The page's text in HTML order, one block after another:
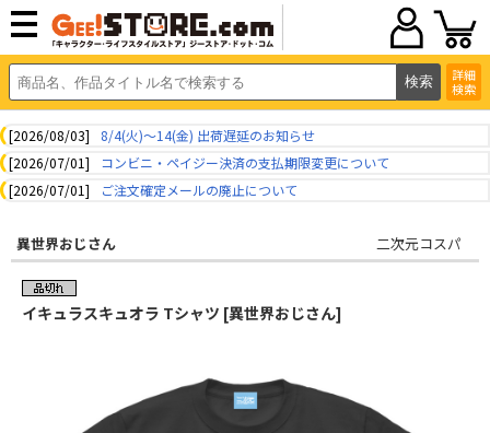
詳細
検索
[2026/08/03]
8/4(火)～14(金) 出荷遅延のお知らせ
[2026/07/01]
コンビニ・ペイジー決済の支払期限変更について
[2026/07/01]
ご注文確定メールの廃止について
異世界おじさん 二次元コスパ
イキュラスキュオラ Tシャツ [異世界おじさん]